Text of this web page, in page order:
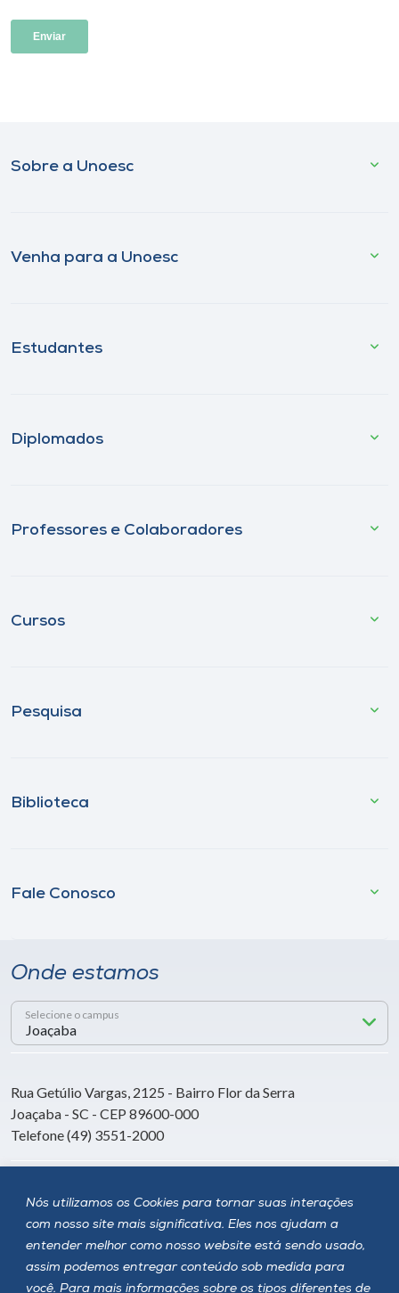
Nós utilizamos os Cookies para tornar suas interações
com nosso site mais significativa. Eles nos ajudam a
entender melhor como nosso website está sendo usado,
assim podemos entregar conteúdo sob medida para
você. Para mais informações sobre os tipos diferentes de
Sobre a Unoesc
Venha para a Unoesc
Estudantes
Diplomados
Professores e Colaboradores
Cursos
Pesquisa
Biblioteca
Fale Conosco
Onde estamos
Selecione o campus
Rua Getúlio Vargas, 2125 - Bairro Flor da Serra
Joaçaba - SC - CEP 89600-000
Telefone (49) 3551-2000
Siga a Unoesc